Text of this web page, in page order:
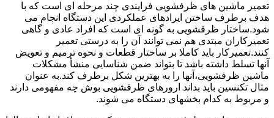
تعمیر ماشین های ظرفشویی فرایندی چند مرحله ای است که با
هدف برطرف ساختن ایرادهای عملکردی این دستگاه انجام می
شود.ساختار ظرفشویی به گونه ای است که افراد عادی و گاهی
تعمیرکاران مبتدی هم نمی توانند آن را به درستی تعمیر
کنند.تعمیرکار باید کاملا بر ساختار قطعات و نحوه ترمیم و تعویض
آنها تسلط داشته باشد تا بتواند ضمن شناسایی منشأ مشکلات
ماشین ظرفشویی،آنها را به بهترین شکل برطرف کند.به عنوان
مثال تکنسین باید بداند ارورهای ظرفشویی بوش چه مفهومی دارند
و مربوط به کدام بخشهای دستگاه می شوند.